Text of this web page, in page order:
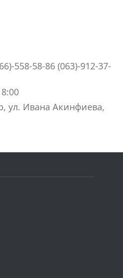
558-58-86 (063)-912-37-
ул. Ивана Акинфиева,